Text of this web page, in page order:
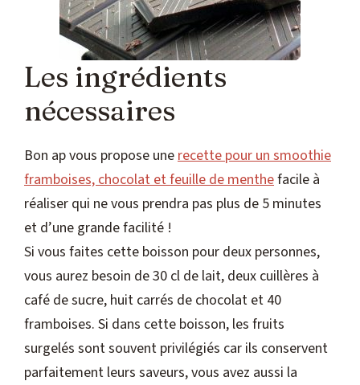
Les ingrédients
nécessaires
Bon ap vous propose unerecette pour un smoothie
framboises, chocolat et feuille de menthefacile à
réaliser qui ne vous prendra pas plus de 5 minutes
et d’une grande facilité !
Si vous faites cette boisson pour deux personnes,
vous aurez besoin de 30 cl de lait, deux cuillères à
café de sucre, huit carrés de chocolat et 40
framboises. Si dans cette boisson, les fruits
surgelés sont souvent privilégiés car ils conservent
parfaitement leurs saveurs, vous avez aussi la